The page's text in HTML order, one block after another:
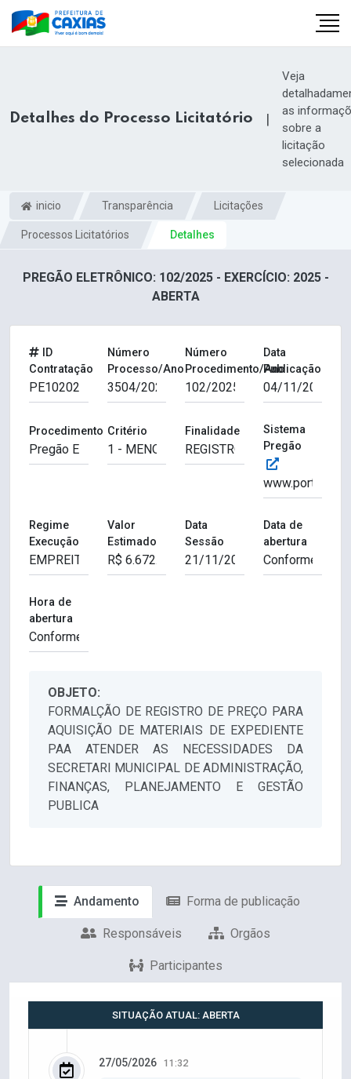
Detalhes do Processo Licitatório |
Veja
as
sobre a
licitação
selecionada
inicio Transparência Licitações
Processos Licitatórios Detalhes
PREGÃO ELETRÔNICO: 102/2025 - EXERCÍCIO: 2025 -
ABERTA
ID
Contratação
Número
Processo/Ano
Número
Procedimento/Ano
Data
Publicação
Procedimento Critério Finalidade
Sistema
Pregão
Regime
Execução
Valor
Estimado
Data
Sessão
Data de
abertura
Hora de
abertura
OBJETO:
FORMALÇÃO DE REGISTRO DE PREÇO PARA
AQUISIÇÃO DE MATERIAIS DE EXPEDIENTE
PAA ATENDER AS NECESSIDADES DA
SECRETARI MUNICIPAL DE ADMINISTRAÇÃO,
FINANÇAS, PLANEJAMENTO E GESTÃO
PUBLICA
Andamento Forma de publicação
Responsáveis Orgãos
Participantes
SITUAÇÃO ATUAL: ABERTA
27/05/2026 11:32